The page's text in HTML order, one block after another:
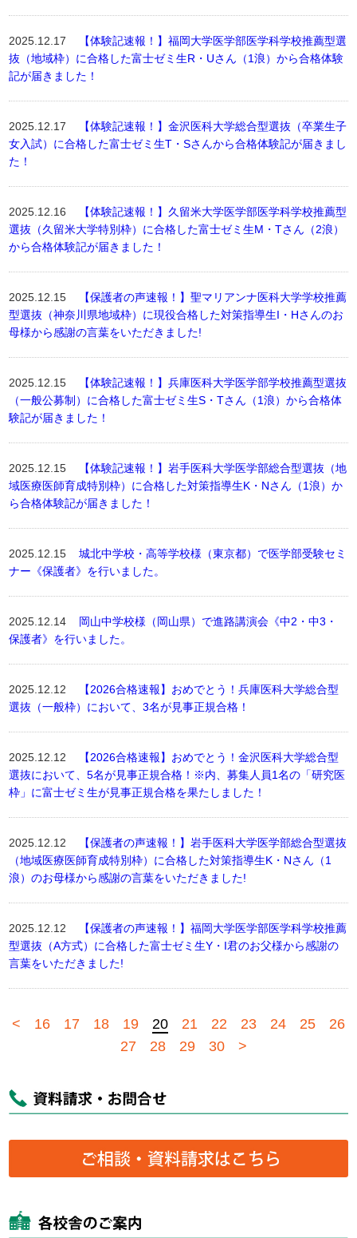
2025.12.17
【体験記速報！】福岡大学医学部医学科学校推薦型選
抜（地域枠）に合格した富士ゼミ生R・Uさん（1浪）から合格体験
記が届きました！
2025.12.17
【体験記速報！】金沢医科大学総合型選抜（卒業生子
女入試）に合格した富士ゼミ生T・Sさんから合格体験記が届きまし
た！
2025.12.16
【体験記速報！】久留米大学医学部医学科学校推薦型
選抜（久留米大学特別枠）に合格した富士ゼミ生M・Tさん（2浪）
から合格体験記が届きました！
2025.12.15
【保護者の声速報！】聖マリアンナ医科大学学校推薦
型選抜（神奈川県地域枠）に現役合格した対策指導生I・Hさんのお
母様から感謝の言葉をいただきました!
2025.12.15
【体験記速報！】兵庫医科大学医学部学校推薦型選抜
（一般公募制）に合格した富士ゼミ生S・Tさん（1浪）から合格体
験記が届きました！
2025.12.15
【体験記速報！】岩手医科大学医学部総合型選抜（地
域医療医師育成特別枠）に合格した対策指導生K・Nさん（1浪）か
ら合格体験記が届きました！
2025.12.15城北中学校・高等学校様（東京都）で医学部受験セミ
ナー《保護者》を行いました。
2025.12.14 岡山中学校様（岡山県）で進路講演会《中2・中3・
保護者》を行いました。
2025.12.12
【2026合格速報】おめでとう！兵庫医科大学総合型
選抜（一般枠）において、3名が見事正規合格！
2025.12.12
【2026合格速報】おめでとう！金沢医科大学総合型
選抜において、5名が見事正規合格！※内、募集人員1名の「研究医
枠」に富士ゼミ生が見事正規合格を果たしました！
2025.12.12
【保護者の声速報！】岩手医科大学医学部総合型選抜
（地域医療医師育成特別枠）に合格した対策指導生K・Nさん（1
浪）のお母様から感謝の言葉をいただきました!
2025.12.12
【保護者の声速報！】福岡大学医学部医学科学校推薦
型選抜（A方式）に合格した富士ゼミ生Y・I君のお父様から感謝の
言葉をいただきました!
< 16 17 18 19 20 21 22 23 24 25
26
27
28 29 30 >